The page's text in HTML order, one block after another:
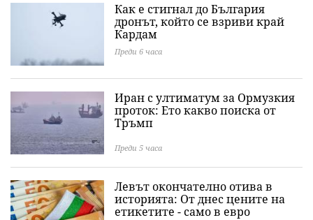
Как е стигнал до България
дронът, който се взриви край
Кардам
Преди 6 часа
Иран с ултиматум за Ормузкия
проток: Ето какво поиска от
Тръмп
Преди 5 часа
Левът окончателно отива в
историята: Oт днес цените на
етикетите - само в евро